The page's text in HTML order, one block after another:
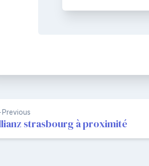
Previous
strasbourg à proximité